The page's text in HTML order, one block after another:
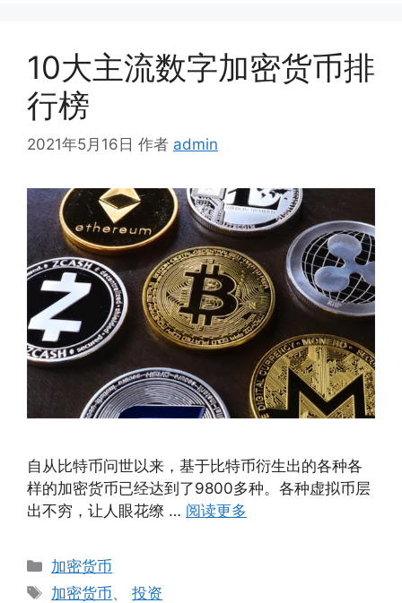
10大主流数字加密货币排
行榜
2021年5月16日 作者 admin
自从比特币问世以来，基于比特币衍生出的各种各
样的加密货币已经达到了9800多种。各种虚拟币层
出不穷，让人眼花缭 … 阅读更多
分
类
加密货币
标
加密货币、投资